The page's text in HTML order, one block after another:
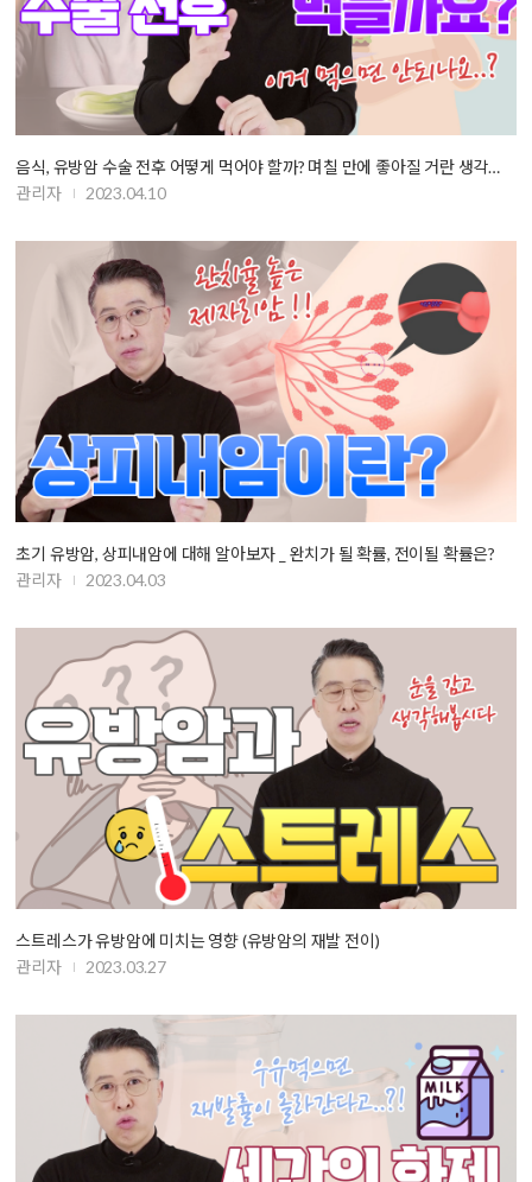
음식, 유방암 수술 전후 어떻게 먹어야 할까? 며칠 만에 좋아질 거란 생각…
관리자
2023.04.10
초기 유방암, 상피내암에 대해 알아보자 _ 완치가 될 확률, 전이될 확률은?
관리자
2023.04.03
스트레스가 유방암에 미치는 영향 (유방암의 재발 전이)
관리자
2023.03.27